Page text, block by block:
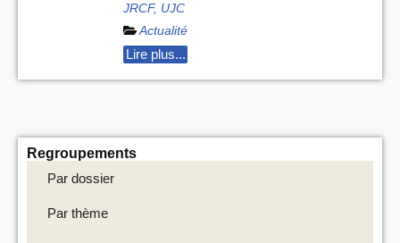
JRCF, UJC
Actualité
Lire plus...
Regroupements
Par dossier
Par thème